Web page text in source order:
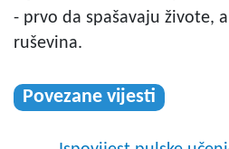
- prvo da spašavaju živote,
ruševina.
Povezane vijesti